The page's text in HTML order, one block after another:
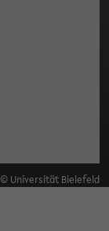
© Universität Bielefeld